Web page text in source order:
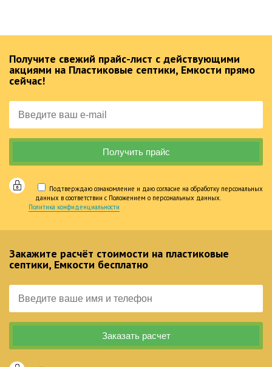
Получите свежий прайс-лист с действующими
акциями на Пластиковые септики, Емкости прямо
сейчас!
Подтверждаю ознакомление и даю согласие на обработку персональных
данных в соответствии с Положением о персональных данных.
Политика конфиденциальности
Закажите расчёт стоимости на пластиковые
септики, Емкости бесплатно